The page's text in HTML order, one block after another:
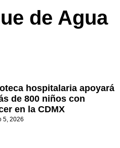
de Agua
hospitalaria apoyará
de 800 niños con
en la CDMX
5, 2026